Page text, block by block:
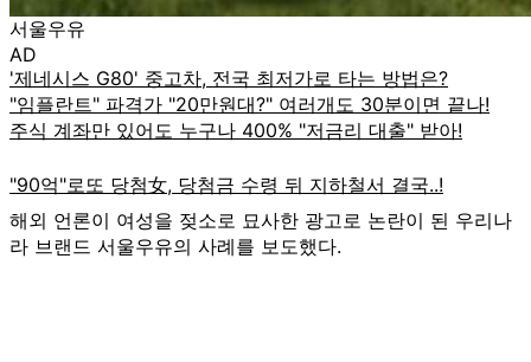
서울우유
AD
해외 언론이 여성을 젖소로 묘사한 광고로 논란이 된 우리나
라 브랜드 서울우유의 사례를 보도했다.